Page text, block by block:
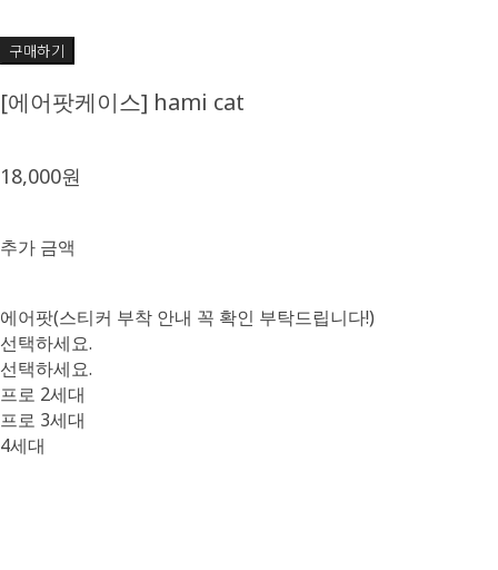
구매하기
[에어팟케이스] hami cat
18,000원
추가 금액
에어팟(스티커 부착 안내 꼭 확인 부탁드립니다!)
선택하세요.
선택하세요.
프로 2세대
프로 3세대
4세대